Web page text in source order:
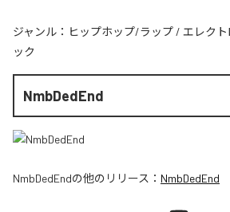
ジャンル： ヒップホップ/ラップ / エレクト
ック
NmbDedEnd
NmbDedEndの他のリリース： NmbDedEnd